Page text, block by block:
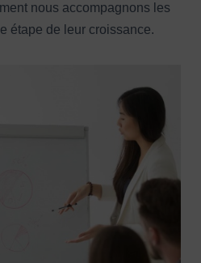
nous accompagnons les
étape de leur croissance.
La DIRRECTE
Occitan